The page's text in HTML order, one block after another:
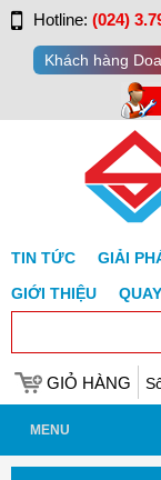
Hotline: (024)
Khách hàng
TIN TỨC GIẢI
GIỚI THIỆU
GIỎ HÀNG
MENU